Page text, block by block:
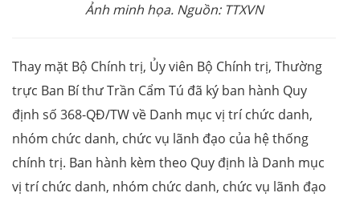
Ảnh minh họa. Nguồn: TTXVN
Thay mặt Bộ Chính trị, Ủy viên Bộ Chính trị, Thường
trực Ban Bí thư Trần Cẩm Tú đã ký ban hành Quy
định số 368-QĐ/TW về Danh mục vị trí chức danh,
nhóm chức danh, chức vụ lãnh đạo của hệ thống
chính trị. Ban hành kèm theo Quy định là Danh mục
vị trí chức danh, nhóm chức danh, chức vụ lãnh đạo